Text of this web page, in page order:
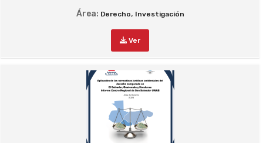
Área: Derecho, Investigación
Ver